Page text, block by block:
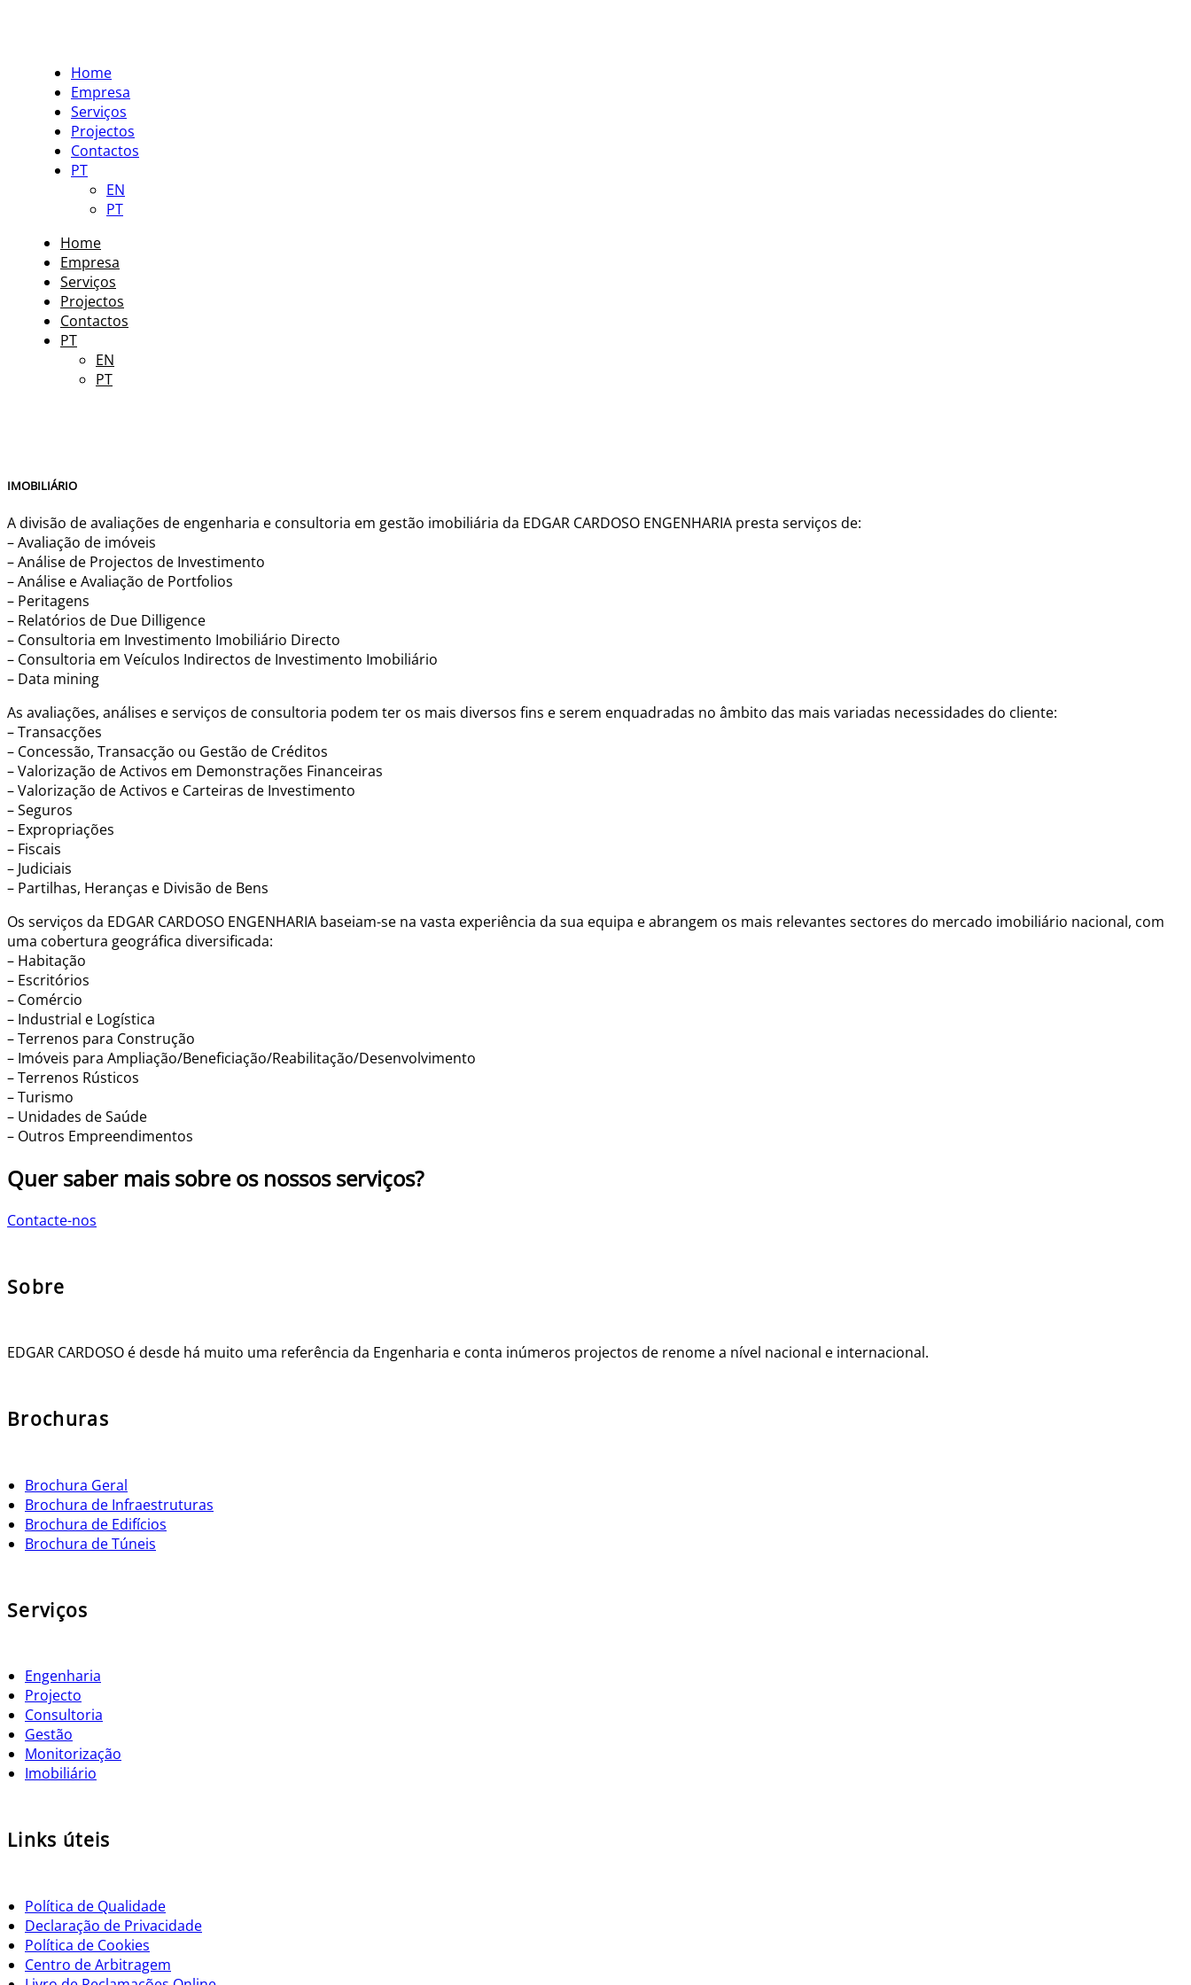
Home
Empresa
Serviços
Projectos
Contactos
PT
EN
PT
Home
Empresa
Serviços
Projectos
Contactos
PT
EN
PT
IMOBILIÁRIO
A divisão de avaliações de engenharia e consultoria em gestão imobiliária da EDGAR CARDOSO ENGENHARIA presta serviços de:
– Avaliação de imóveis
– Análise de Projectos de Investimento
– Análise e Avaliação de Portfolios
– Peritagens
– Relatórios de Due Dilligence
– Consultoria em Investimento Imobiliário Directo
– Consultoria em Veículos Indirectos de Investimento Imobiliário
– Data mining
As avaliações, análises e serviços de consultoria podem ter os mais diversos fins e serem enquadradas no âmbito das mais variadas necessidades do cliente:
– Transacções
– Concessão, Transacção ou Gestão de Créditos
– Valorização de Activos em Demonstrações Financeiras
– Valorização de Activos e Carteiras de Investimento
– Seguros
– Expropriações
– Fiscais
– Judiciais
– Partilhas, Heranças e Divisão de Bens
Os serviços da EDGAR CARDOSO ENGENHARIA baseiam-se na vasta experiência da sua equipa e abrangem os mais relevantes sectores do mercado imobiliário nacional, com
uma cobertura geográfica diversificada:
– Habitação
– Escritórios
– Comércio
– Industrial e Logística
– Terrenos para Construção
– Imóveis para Ampliação/Beneficiação/Reabilitação/Desenvolvimento
– Terrenos Rústicos
– Turismo
– Unidades de Saúde
– Outros Empreendimentos
Quer saber mais sobre os nossos serviços?
Contacte-nos
Sobre
EDGAR CARDOSO é desde há muito uma referência da Engenharia e conta inúmeros projectos de renome a nível nacional e internacional.
Brochuras
Brochura Geral
Brochura de Infraestruturas
Brochura de Edifícios
Brochura de Túneis
Serviços
Engenharia
Projecto
Consultoria
Gestão
Monitorização
Imobiliário
Links úteis
Política de Qualidade
Declaração de Privacidade
Política de Cookies
Centro de Arbitragem